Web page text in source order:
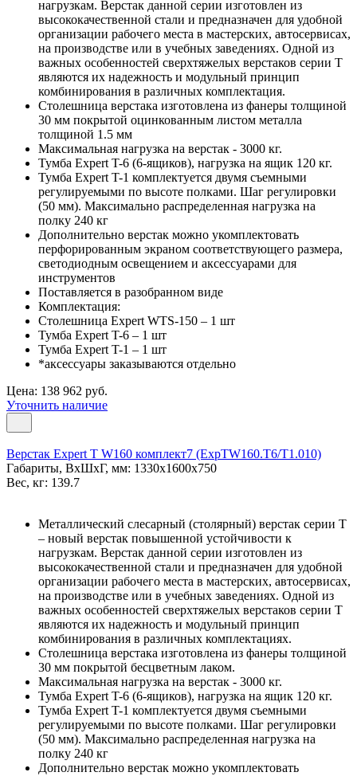
нагрузкам. Верстак данной серии изготовлен из
высококачественной стали и предназначен для удобной
организации рабочего места в мастерских, автосервисах,
на производстве или в учебных заведениях. Одной из
важных особенностей сверхтяжелых верстаков серии T
являются их надежность и модульный принцип
комбинирования в различных комплектация.
Столешница верстака изготовлена из фанеры толщиной
30 мм покрытой оцинкованным листом металла
толщиной 1.5 мм
Максимальная нагрузка на верстак - 3000 кг.
Тумба Expert T-6 (6-ящиков), нагрузка на ящик 120 кг.
Тумба Expert T-1 комплектуется двумя съемными
регулируемыми по высоте полками. Шаг регулировки
(50 мм). Максимально распределенная нагрузка на
полку 240 кг
Дополнительно верстак можно укомплектовать
перфорированным экраном соответствующего размера,
светодиодным освещением и аксессуарами для
инструментов
Поставляется в разобранном виде
Комплектация:
Столешница Expert WTS-150 – 1 шт
Тумба Expert T-6 – 1 шт
Тумба Expert T-1 – 1 шт
*аксессуары заказываются отдельно
Цена: 138 962 руб.
Уточнить наличие
Верстак Expert T W160 комплект7 (ExpTW160.T6/T1.010)
Габариты, ВxШxГ, мм: 1330x1600x750
Вес, кг: 139.7
Металлический слесарный (столярный) верстак серии T
– новый верстак повышенной устойчивости к
нагрузкам. Верстак данной серии изготовлен из
высококачественной стали и предназначен для удобной
организации рабочего места в мастерских, автосервисах,
на производстве или в учебных заведениях. Одной из
важных особенностей сверхтяжелых верстаков серии T
являются их надежность и модульный принцип
комбинирования в различных комплектациях.
Столешница верстака изготовлена из фанеры толщиной
30 мм покрытой бесцветным лаком.
Максимальная нагрузка на верстак - 3000 кг.
Тумба Expert T-6 (6-ящиков), нагрузка на ящик 120 кг.
Тумба Expert T-1 комплектуется двумя съемными
регулируемыми по высоте полками. Шаг регулировки
(50 мм). Максимально распределенная нагрузка на
полку 240 кг
Дополнительно верстак можно укомплектовать